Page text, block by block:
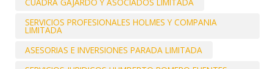
SERVICIOS PROFESIONALES HOLMES Y COMPANIA
LIMITADA
ASESORIAS E INVERSIONES PARADA LIMITADA